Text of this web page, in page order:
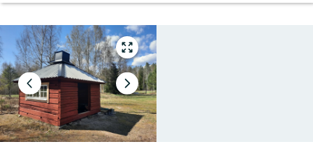
Gå
till
helskärmsläge
Föregående
bild
Nästa
bildspel